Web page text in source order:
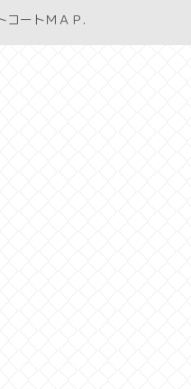
ートＭＡＰ.